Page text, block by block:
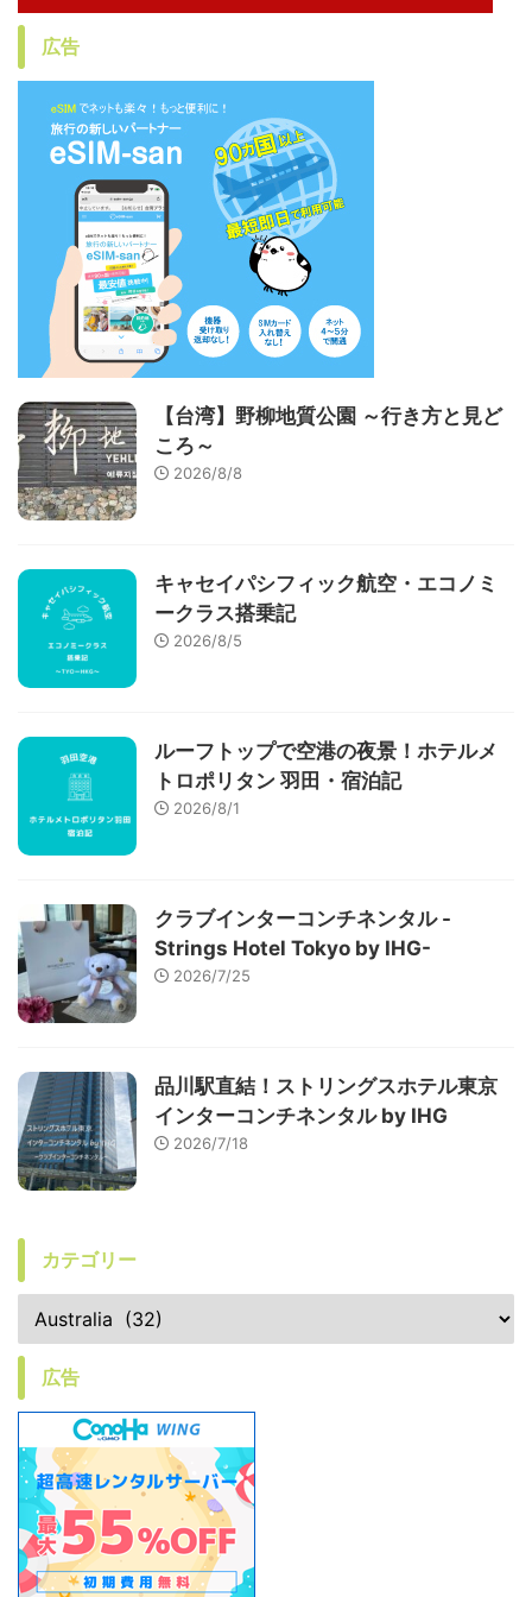
広告
【台湾】野柳地質公園 ～行き方と見ど
ころ～
2026/8/8
キャセイパシフィック航空・エコノミ
ークラス搭乗記
2026/8/5
ルーフトップで空港の夜景！ホテルメ
トロポリタン 羽田・宿泊記
2026/8/1
クラブインターコンチネンタル -
Strings Hotel Tokyo by IHG-
2026/7/25
品川駅直結！ストリングスホテル東京
インターコンチネンタル by IHG
2026/7/18
カテゴリー
広告